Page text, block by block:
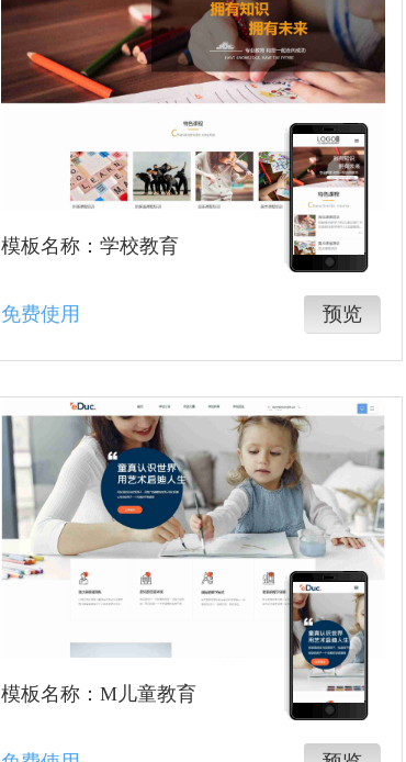
模板名称：学校教育
免费使用 预览
模板名称：M儿童教育